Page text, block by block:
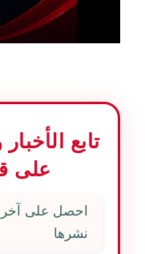
تابع
على
احصل على آخر
نشرها